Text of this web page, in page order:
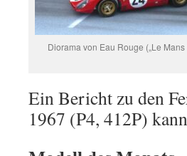
Diorama von Eau Rouge („Le
Ein Bericht zu den
1967 (P4, 412P) kann